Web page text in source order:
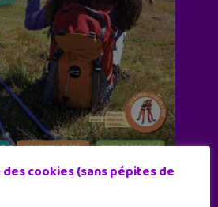
cookies (sans pépites de